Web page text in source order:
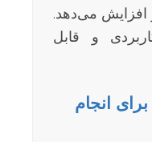
افزایش می‌دهد.
و قابل
انجام